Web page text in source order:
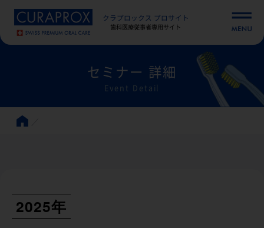
クラプロックス プロサイト
歯科医療従事者専用サイト
セミナー 詳細
Event Detail
2025年